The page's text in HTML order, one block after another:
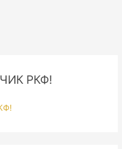
РКФ!